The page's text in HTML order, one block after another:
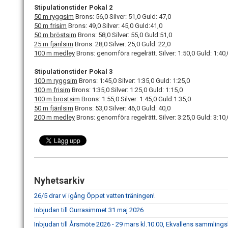
Stipulationstider Pokal 2
50 m ryggsim Brons: 56,0 Silver: 51,0 Guld: 47,0
50 m frisim Brons: 49,0 Silver: 45,0 Guld:41,0
50 m bröstsim Brons: 58,0 Silver: 55,0 Guld:51,0
25 m fjärilsim Brons: 28,0 Silver: 25,0 Guld: 22,0
100 m medley Brons: genomföra regelrätt. Silver: 1:50,0 Guld:
Stipulationstider Pokal 3
100 m ryggsim Brons: 1:45,0 Silver: 1:35,0 Guld: 1:25,0
100 m frisim Brons: 1:35,0 Silver: 1:25,0 Guld: 1:15,0
100 m bröstsim Brons: 1:55,0 Silver: 1:45,0 Guld:1:35,0
50 m fjärilsim Brons: 53,0 Silver: 46,0 Guld: 40,0
200 m medley Brons: genomföra regelrätt. Silver: 3:25,0 Guld:
Nyhetsarkiv
26/5 drar vi igång Öppet vatten träningen!
Inbjudan till Gurrasimmet 31 maj 2026
Inbjudan till Årsmöte 2026 - 29 mars kl.10.00, Ekvallens